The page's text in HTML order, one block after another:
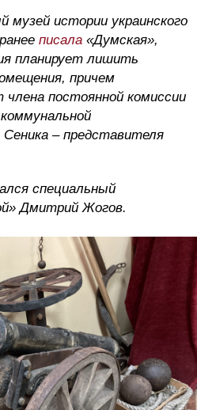
музей истории украинского
писала «Думская»,
планирует лишить
причем
постоянной комиссии
– представителя
специальный
Дмитрий Жогов.